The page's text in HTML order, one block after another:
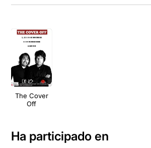
The Cover
Off
Ha participado en